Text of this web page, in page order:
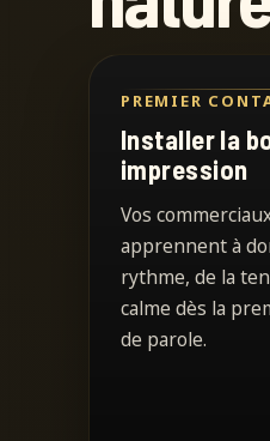
PREMIER
Installer la
impression
Vos
apprennent à
rythme, de la
calme dès la
de parole.